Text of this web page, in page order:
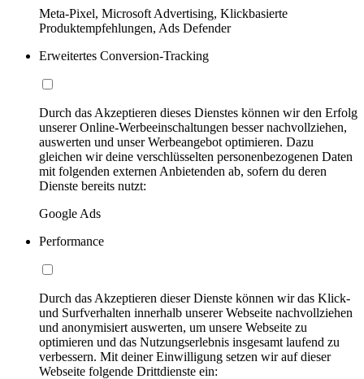
Meta-Pixel, Microsoft Advertising, Klickbasierte
Produktempfehlungen, Ads Defender
Erweitertes Conversion-Tracking
Durch das Akzeptieren dieses Dienstes können wir den Erfolg
unserer Online-Werbeeinschaltungen besser nachvollziehen,
auswerten und unser Werbeangebot optimieren. Dazu
gleichen wir deine verschlüsselten personenbezogenen Daten
mit folgenden externen Anbietenden ab, sofern du deren
Dienste bereits nutzt:
Google Ads
Performance
Durch das Akzeptieren dieser Dienste können wir das Klick-
und Surfverhalten innerhalb unserer Webseite nachvollziehen
und anonymisiert auswerten, um unsere Webseite zu
optimieren und das Nutzungserlebnis insgesamt laufend zu
verbessern. Mit deiner Einwilligung setzen wir auf dieser
Webseite folgende Drittdienste ein: